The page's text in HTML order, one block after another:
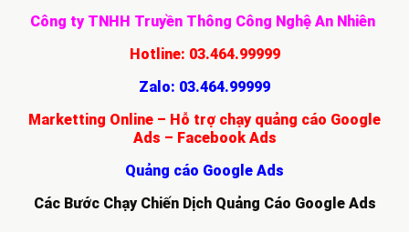
Công ty TNHH Truyền Thông Công Nghệ An Nhiên
Hotline: 03.464.99999
Zalo: 03.464.99999
Marketting Online – Hỗ trợ chạy quảng cáo Google
Ads – Facebook Ads
Quảng cáo Google Ads
Các Bước Chạy Chiến Dịch Quảng Cáo Google Ads